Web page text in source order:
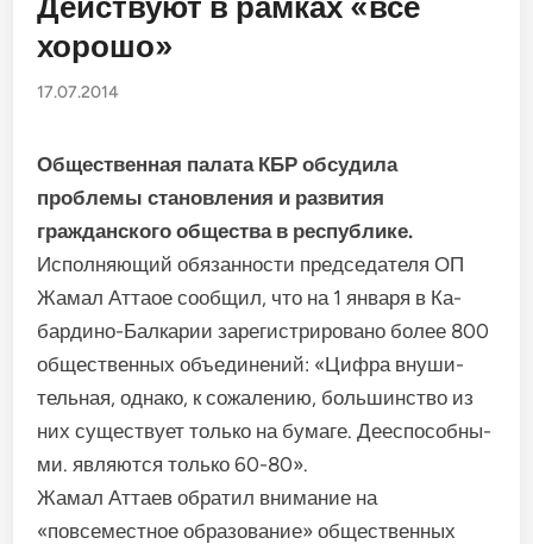
хорошо»
17.07.2014
Общественная палата КБР об­судила
проблемы становле­ния и развития
гражданского общества в республике.
Исполняющий обязанности председателя ОП
Жамал Аттаое сообщил, что на 1 января в Ка­
бардино-Балкарии зарегистри­ровано более 800
общественных объединений: «Цифра внуши­
тельная, однако, к сожалению, большинство из
них существует только на бумаге. Дееспособны­
ми. являются только 60-80».
Жамал Аттаев обратил внима­ние на
«повсеместное образова­ние» общественных